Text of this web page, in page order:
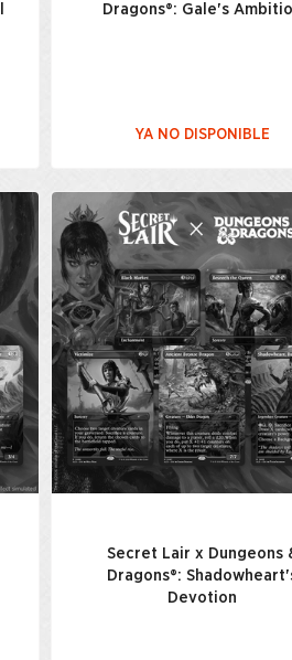
Dragons®: Gale's
YA NO DISPONIBLE
Secret Lair x Dungeons
Dragons®:
Devotion